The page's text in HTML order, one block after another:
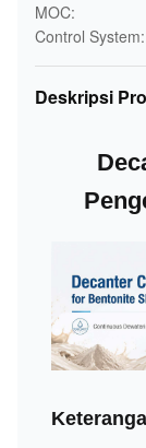
MOC:
Control System:
Deskripsi